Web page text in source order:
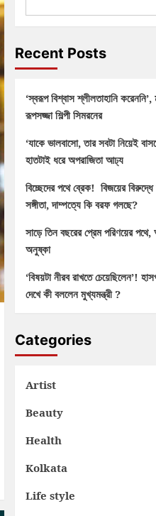
Recent Posts
‘স্বরূপ বিশ্বাস শ্লীলতাহানি করেননি’,
রূপসজ্জা শিল্পী সিমরনের
‘যাকে ভালবাসো, তার সবটা নিয়েই
হাতটাই ধরে অপরাজিতা আঢ্য
বিচ্ছেদের পথে ব্রেক! বিজয়ের
সঙ্গীতা, দাম্পত্যে কি বরফ গলছে?
সাড়ে তিন বছরের প্রেম পরিণয়ের
অনুষ্কা
‘বিষয়টা নীরব রাখতে চেয়েছিলেন’!
দেখে কী বললেন মুখ্যমন্ত্রী ?
Categories
Artist
Beauty
Health
Kolkata
Life style